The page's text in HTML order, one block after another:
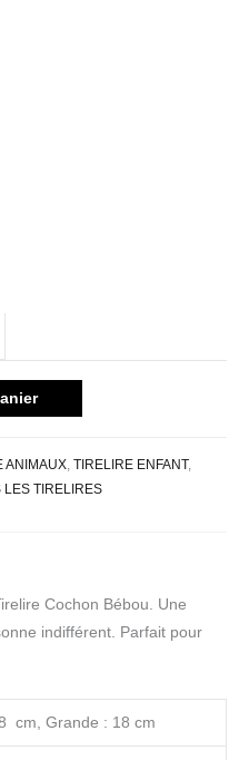
ANIMAUX TIRELIRE ENFANT,
LES TIRELIRES
Cochon Bébou. Une
indifférent. Parfait pour
cm, Grande : 18 cm